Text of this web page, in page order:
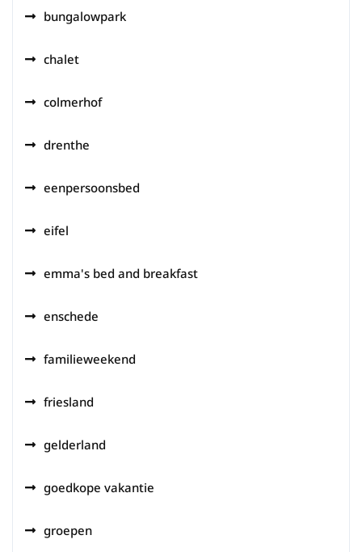
bungalowpark
chalet
colmerhof
drenthe
eenpersoonsbed
eifel
emma's bed and breakfast
enschede
familieweekend
friesland
gelderland
goedkope vakantie
groepen